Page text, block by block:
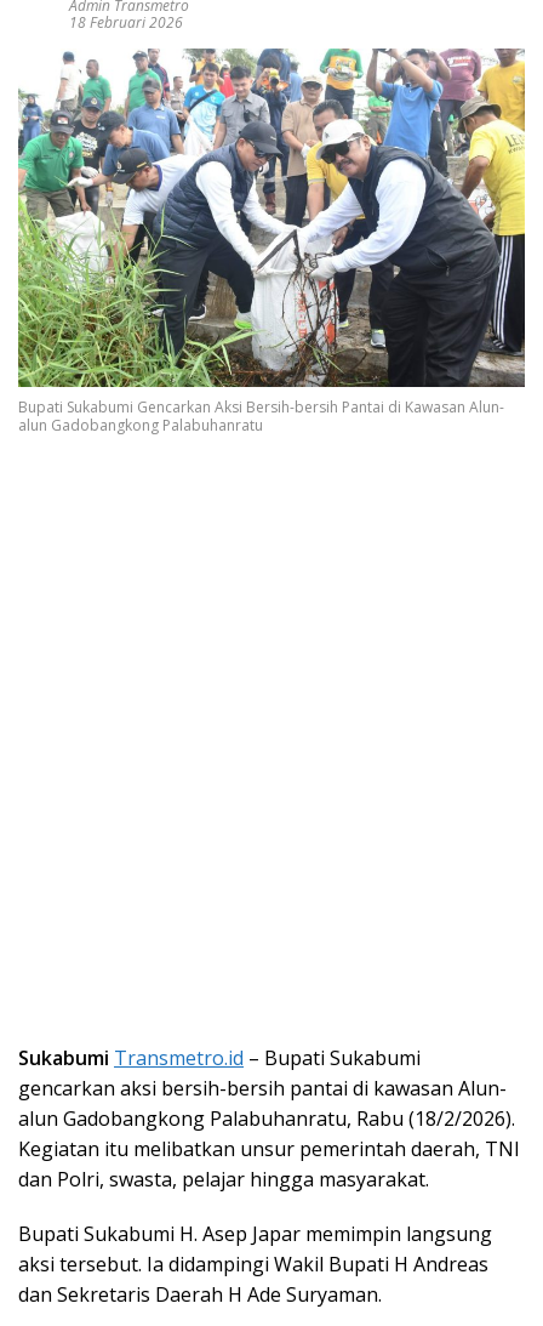
Admin Transmetro
18 Februari 2026
Bupati Sukabumi Gencarkan Aksi Bersih-bersih Pantai di Kawasan Alun-
alun Gadobangkong Palabuhanratu
Sukabumi Transmetro.id – Bupati Sukabumi
gencarkan aksi bersih-bersih pantai di kawasan Alun-
alun Gadobangkong Palabuhanratu, Rabu (18/2/2026).
Kegiatan itu melibatkan unsur pemerintah daerah, TNI
dan Polri, swasta, pelajar hingga masyarakat.
Bupati Sukabumi H. Asep Japar memimpin langsung
aksi tersebut. Ia didampingi Wakil Bupati H Andreas
dan Sekretaris Daerah H Ade Suryaman.